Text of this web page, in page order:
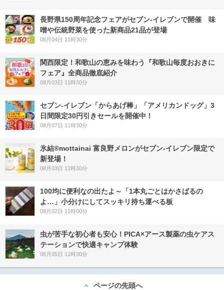
長野県150周年記念フェアがセブン-イレブンで開催 味
噌や伝統野菜を使った新商品21品が登場
08月04日 11時30分
関西限定！和歌山の恵みを味わう『和歌山毎度おおきに
フェア』全商品徹底紹介
08月03日 11時30分
セブン‐イレブン「からあげ棒」「アメリカンドッグ」3
日間限定30円引きセールを開催中！
08月07日 11時30分
氷結®mottainai 富良野メロンがセブン‐イレブン限定で
新登場！
08月03日 11時30分
100均に便利なの出たよ～「1本丸ごとはかさばるの
よ…」小分けにしてスッキリ持ち運べる板
08月02日 11時00分
虫が苦手な初心者も安心！PICA×アース製薬の虫ケアス
テーションで快適キャンプ体験
08月05日 11時30分
ページの先頭へ